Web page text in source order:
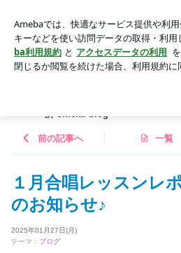
教室＆演奏家派遣のVoce音楽事務
アプリをダウンロードして ブログの更
ょう。
所 official blog
前の記事へ 一覧
１月合唱レッスンレ
のお知らせ♪
2025年01月27日(月)
テーマ： ブログ